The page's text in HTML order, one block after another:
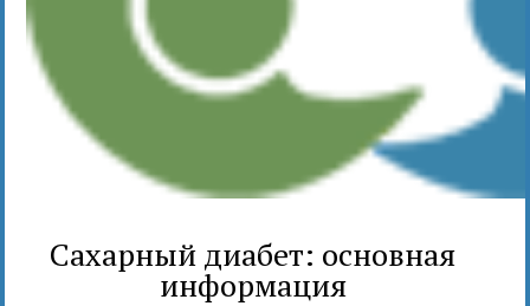
Сахарный диабет: основная
информация